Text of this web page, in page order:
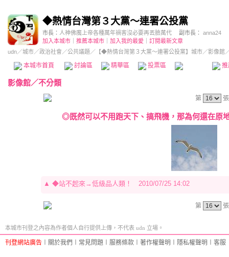
◆熱情台灣第３大黨～連署公投黨
市長： 人神佛魔上帝各種萬年禍害沒必要再丟臉萬代 副市長：
anna24
加入本城市
推薦本城市 加入我的最愛
訂閱最新文章
udn／城市／政治社會 ／公共議題 ／ 【◆熱情台灣第３大黨～連署公投黨】城市／影像館
本城市首頁 討論區 精華區 投票區 影像館
影像館／不分類
第
◎既然可以不用跑天下、搞飛機，那為何還在原
▲ ◆站不起來→低級品人類！ 2010/07/25 14:02
第
本城市刊登之內容為作者個人自行提供上傳，不代表 udn 立場。
刊登網站廣告 關於我們 常見問題 服務條款 著作權聲明 隱私權聲明 客服